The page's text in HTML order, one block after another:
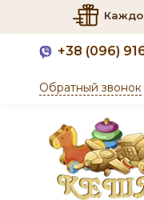
+38 (096)
Обратный звонок